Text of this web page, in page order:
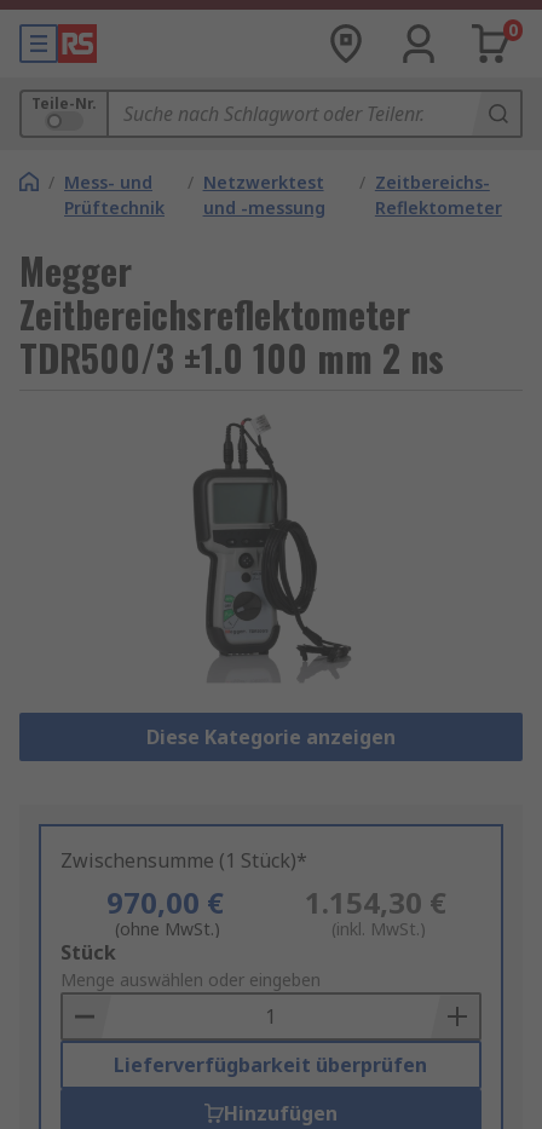
0
Teile-Nr.
/ Mess- und
Prüftechnik
/ Netzwerktest
und -messung
/ Zeitbereichs-
Reflektometer
Megger
Zeitbereichsreflektometer
TDR500/3 ±1.0 100 mm 2 ns
Diese Kategorie anzeigen
Zwischensumme (1 Stück)*
970,00 €
(ohne MwSt.)
1.154,30 €
(inkl. MwSt.)
Add
to
Basket
Stück
Menge auswählen oder eingeben
Lieferverfügbarkeit überprüfen
Hinzufügen